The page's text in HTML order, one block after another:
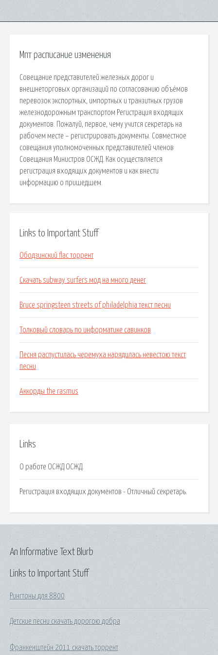
Мпт расписание изменения
Совещание представителей железных дорог и
внешнеторговых организаций по согласованию объёмов
перевозок экспортных, импортных и транзитных грузов
железнодорожным транспортом Регистрация входящих
документов. Пожалуй, первое, чему учится секретарь на
рабочем месте – регистрировать документы. Совместное
совещания уполномоченных представителей членов
Совещания Министров ОСЖД. Как осуществляется
регистрация входящих документов и как внести
информацию о пришедшем.
Links to Important Stuff
Ободзинский flac торрент
Скачать subway surfers мод на много денег
Bruce springsteen streets of philadelphia текст песни
Толковый словарь по информатике савинков
Песня распустилась черемуха нарядилась невестою текст
песни
Аккорды the rasmus
Links
О работе ОСЖД ОСЖД.
Регистрация входящих документов - Отличный секретарь.
Links to Important Stuff
Рингтоны для 8800
Детские песни скачать дорогою добра
Франкенштейн 2011 скачать торрент
An Informative Text Blurb